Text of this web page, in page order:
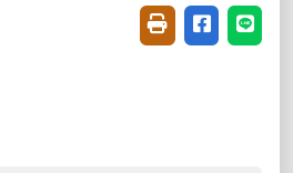
友善列印(開新視
分享至臉書
分享